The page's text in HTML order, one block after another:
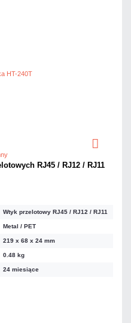
RJ45 / RJ12 / RJ11
Wtyk przelotowy RJ45 / RJ12 / RJ11
Metal / PET
219 x 68 x 24 mm
0.48 kg
24 miesiące